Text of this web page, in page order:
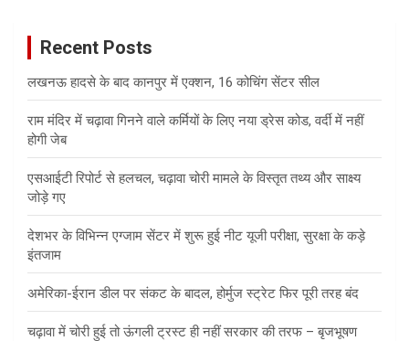
Recent Posts
लखनऊ हादसे के बाद कानपुर में एक्शन, 16 कोचिंग सेंटर सील
राम मंदिर में चढ़ावा गिनने वाले कर्मियों के लिए नया ड्रेस कोड, वर्दी में नहीं
होगी जेब
एसआईटी रिपोर्ट से हलचल, चढ़ावा चोरी मामले के विस्तृत तथ्य और साक्ष्य
जोड़े गए
देशभर के विभिन्न एग्जाम सेंटर में शुरू हुई नीट यूजी परीक्षा, सुरक्षा के कड़े
इंतजाम
अमेरिका-ईरान डील पर संकट के बादल, होर्मुज स्ट्रेट फिर पूरी तरह बंद
चढ़ावा में चोरी हुई तो ऊंगली ट्रस्ट ही नहीं सरकार की तरफ – बृजभूषण